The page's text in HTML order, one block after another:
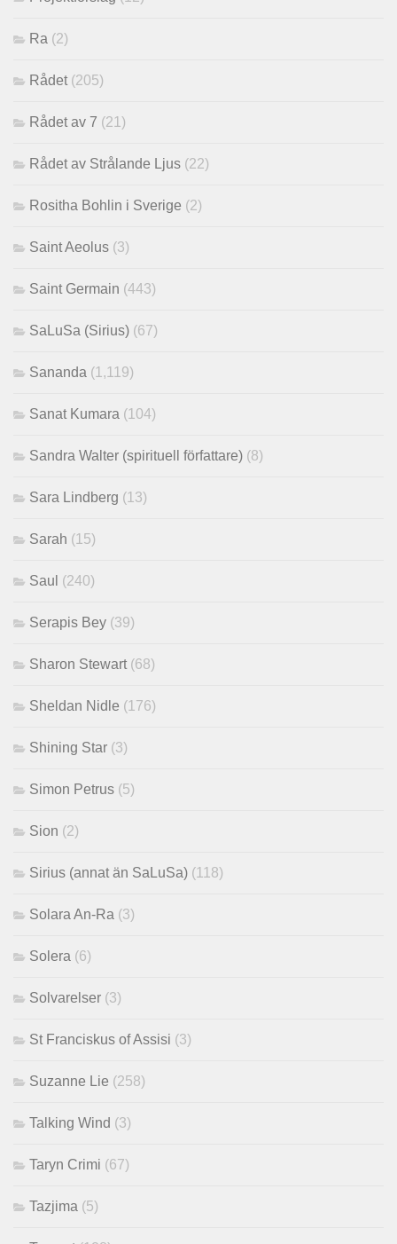
Ra (2)
Rådet (205)
Rådet av 7 (21)
Rådet av Strålande Ljus (22)
Rositha Bohlin i Sverige (2)
Saint Aeolus (3)
Saint Germain (443)
SaLuSa (Sirius) (67)
Sananda (1,119)
Sanat Kumara (104)
Sandra Walter (spirituell författare) (8)
Sara Lindberg (13)
Sarah (15)
Saul (240)
Serapis Bey (39)
Sharon Stewart (68)
Sheldan Nidle (176)
Shining Star (3)
Simon Petrus (5)
Sion (2)
Sirius (annat än SaLuSa) (118)
Solara An-Ra (3)
Solera (6)
Solvarelser (3)
St Franciskus of Assisi (3)
Suzanne Lie (258)
Talking Wind (3)
Taryn Crimi (67)
Tazjima (5)